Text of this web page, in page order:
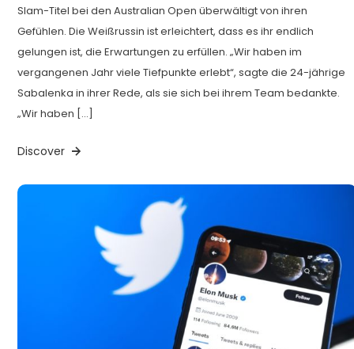
Slam-Titel bei den Australian Open überwältigt von ihren
Gefühlen. Die Weißrussin ist erleichtert, dass es ihr endlich
gelungen ist, die Erwartungen zu erfüllen. „Wir haben im
vergangenen Jahr viele Tiefpunkte erlebt“, sagte die 24-jährige
Sabalenka in ihrer Rede, als sie sich bei ihrem Team bedankte.
„Wir haben […]
Discover